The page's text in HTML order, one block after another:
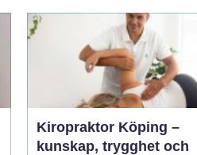
Kiropraktor Köping –
kunskap, trygghet och